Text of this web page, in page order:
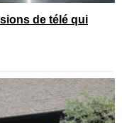
de télé qui